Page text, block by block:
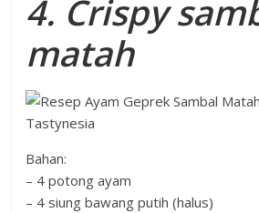
4. Crispy
matah
Bahan:
– 4 potong ayam
– 4 siung bawang putih (halus)